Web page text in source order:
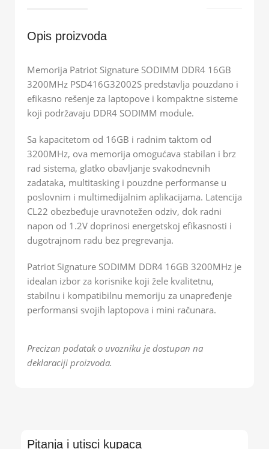
Opis proizvoda
Memorija Patriot Signature SODIMM DDR4 16GB
3200MHz PSD416G32002S predstavlja pouzdano i
efikasno rešenje za laptopove i kompaktne sisteme
koji podržavaju DDR4 SODIMM module.
Sa kapacitetom od 16GB i radnim taktom od
3200MHz, ova memorija omogućava stabilan i brz
rad sistema, glatko obavljanje svakodnevnih
zadataka, multitasking i pouzdne performanse u
poslovnim i multimedijalnim aplikacijama. Latencija
CL22 obezbeđuje uravnotežen odziv, dok radni
napon od 1.2V doprinosi energetskoj efikasnosti i
dugotrajnom radu bez pregrevanja.
Patriot Signature SODIMM DDR4 16GB 3200MHz je
idealan izbor za korisnike koji žele kvalitetnu,
stabilnu i kompatibilnu memoriju za unapređenje
performansi svojih laptopova i mini računara.
Precizan podatak o uvozniku je dostupan na
deklaraciji proizvoda.
Pitanja i utisci kupaca